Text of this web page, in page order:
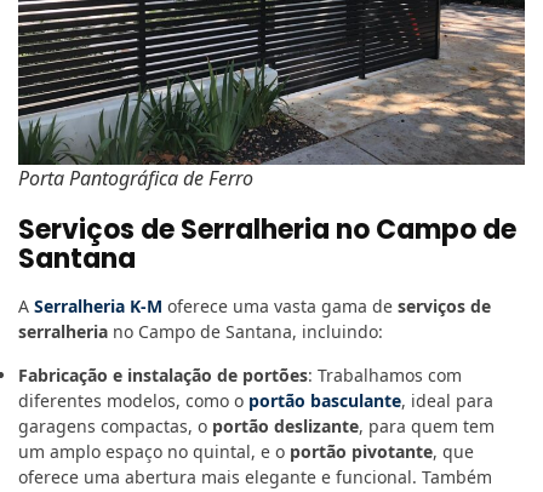
Porta Pantográfica de Ferro
Serviços de Serralheria no Campo de
Santana
A Serralheria K-M oferece uma vasta gama de serviços de
serralheria no Campo de Santana, incluindo:
Fabricação e instalação de portões: Trabalhamos com
diferentes modelos, como o portão basculante, ideal para
garagens compactas, o portão deslizante, para quem tem
um amplo espaço no quintal, e o portão pivotante, que
oferece uma abertura mais elegante e funcional. Também